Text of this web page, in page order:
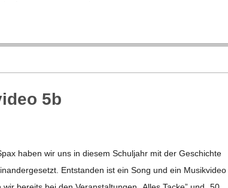
5b
haben wir uns in die­sem Schul­jahr mit der Geschichte
Ent­stan­den ist ein Song und ein Musik­vi­deo